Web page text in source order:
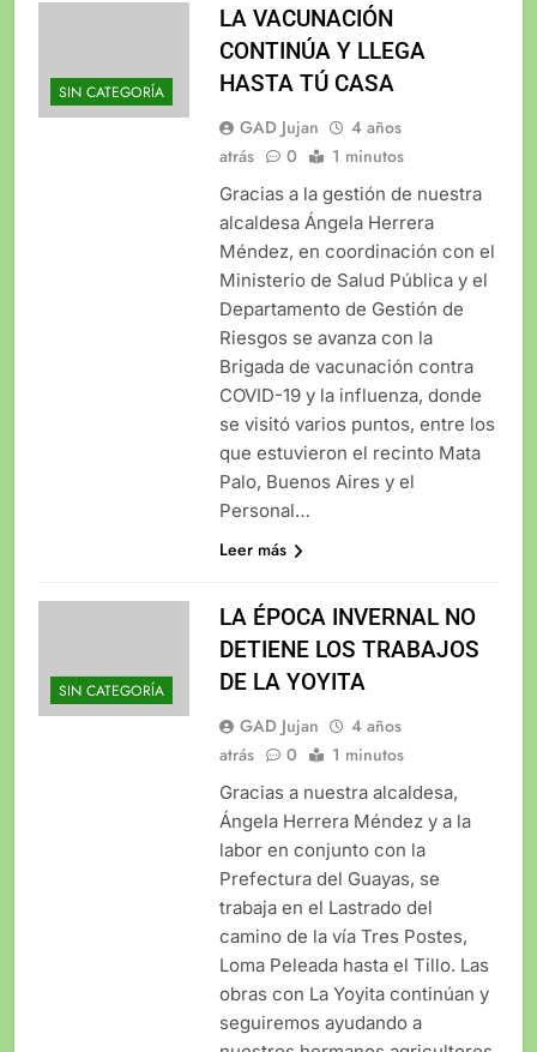
SIN CATEGORÍA
LA VACUNACIÓN
CONTINÚA Y LLEGA
HASTA TÚ CASA
GAD Jujan
4 años
atrás
0 1 minutos
Gracias a la gestión de nuestra
alcaldesa Ángela Herrera
Méndez, en coordinación con el
Ministerio de Salud Pública y el
Departamento de Gestión de
Riesgos se avanza con la
Brigada de vacunación contra
COVID-19 y la influenza, donde
se visitó varios puntos, entre los
que estuvieron el recinto Mata
Palo, Buenos Aires y el
Personal…
Leer más
SIN CATEGORÍA
LA ÉPOCA INVERNAL NO
DETIENE LOS TRABAJOS
DE LA YOYITA
GAD Jujan
4 años
atrás
0 1 minutos
Gracias a nuestra alcaldesa,
Ángela Herrera Méndez y a la
labor en conjunto con la
Prefectura del Guayas, se
trabaja en el Lastrado del
camino de la vía Tres Postes,
Loma Peleada hasta el Tillo. Las
obras con La Yoyita continúan y
seguiremos ayudando a